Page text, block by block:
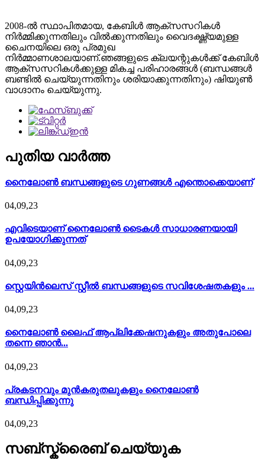
2008-ൽ സ്ഥാപിതമായ, കേബിൾ ആക്‌സസറികൾ
നിർമ്മിക്കുന്നതിലും വിൽക്കുന്നതിലും വൈദഗ്ദ്ധ്യമുള്ള
ചൈനയിലെ ഒരു പ്രമുഖ
നിർമ്മാണശാലയാണ്.ഞങ്ങളുടെ ക്ലയന്റുകൾക്ക് കേബിൾ
ആക്‌സസറികൾക്കുള്ള മികച്ച പരിഹാരങ്ങൾ (ബന്ധങ്ങൾ
ബണ്ടിൽ ചെയ്യുന്നതിനും ശരിയാക്കുന്നതിനും) ഷിയുൺ
വാഗ്ദാനം ചെയ്യുന്നു.
പുതിയ വാർത്ത
നൈലോൺ ബന്ധങ്ങളുടെ ഗുണങ്ങൾ എന്തൊക്കെയാണ്
04,09,23
എവിടെയാണ് നൈലോൺ ടൈകൾ സാധാരണയായി
ഉപയോഗിക്കുന്നത്
04,09,23
സ്റ്റെയിൻലെസ് സ്റ്റീൽ ബന്ധങ്ങളുടെ സവിശേഷതകളും ...
04,09,23
നൈലോൺ ലൈഫ് ആപ്ലിക്കേഷനുകളും അതുപോലെ
തന്നെ ഞാൻ...
04,09,23
പ്രകടനവും മുൻകരുതലുകളും നൈലോൺ
ബന്ധിപ്പിക്കുന്നു
04,09,23
സബ്സ്ക്രൈബ് ചെയ്യുക